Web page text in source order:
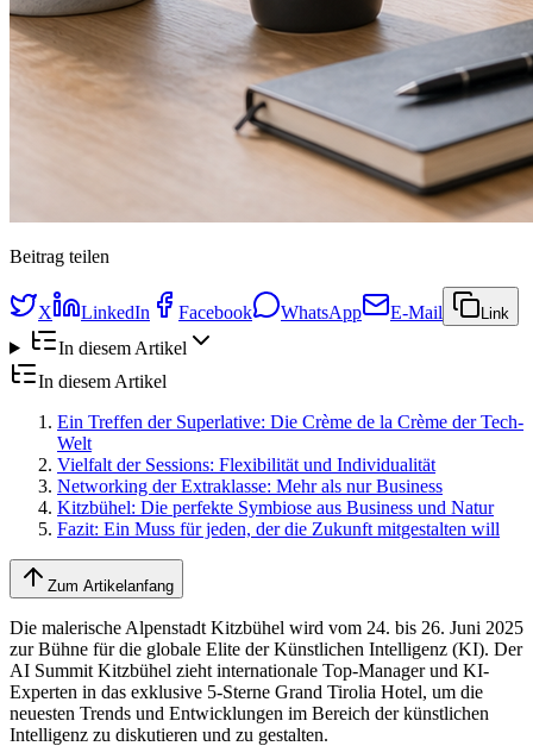
Beitrag teilen
X LinkedIn Facebook WhatsApp E-Mail Link
In diesem Artikel
In diesem Artikel
Ein Treffen der Superlative: Die Crème de la Crème der Tech-
Welt
Vielfalt der Sessions: Flexibilität und Individualität
Networking der Extraklasse: Mehr als nur Business
Kitzbühel: Die perfekte Symbiose aus Business und Natur
Fazit: Ein Muss für jeden, der die Zukunft mitgestalten will
Zum Artikelanfang
Die malerische Alpenstadt Kitzbühel wird vom 24. bis 26. Juni 2025
zur Bühne für die globale Elite der Künstlichen Intelligenz (KI). Der
AI Summit Kitzbühel zieht internationale Top-Manager und KI-
Experten in das exklusive 5-Sterne Grand Tirolia Hotel, um die
neuesten Trends und Entwicklungen im Bereich der künstlichen
Intelligenz zu diskutieren und zu gestalten.